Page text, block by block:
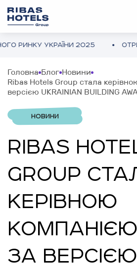
УКРАЇНИ 2025
Головна Блог Новини
Ribas Hotels Group стала
версією UKRAINIAN BUILDING
НОВИНИ
RIBAS
GROUP
КЕРІВНОЮ
ЗА ВЕРСІЄЮ